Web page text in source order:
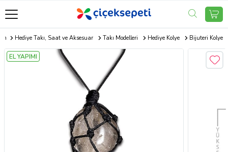
Hediye Takı, Saat ve Aksesuar Takı Modelleri Hediye Kolye Bijuteri Kolye
EL YAPIMI